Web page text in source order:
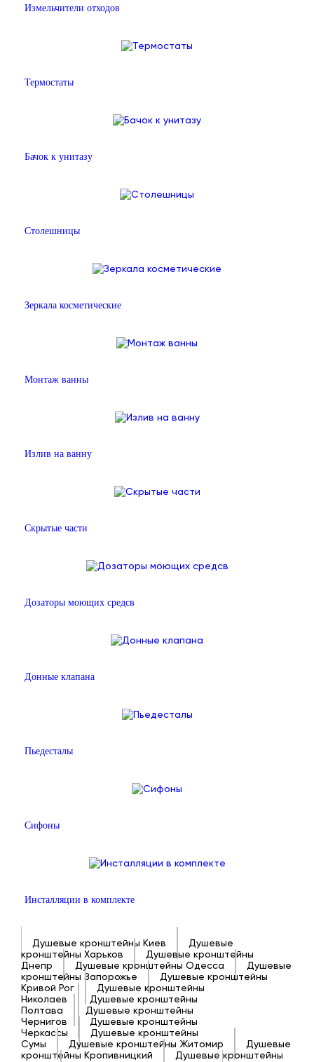
Измельчители отходов
Термостаты
Бачок к унитазу
Столешницы
Зеркала косметические
Монтаж ванны
Излив на ванну
Скрытые части
Дозаторы моющих средсв
Донные клапана
Пьедесталы
Сифоны
Инсталляции в комплекте
Душевые кронштейны Киев
Душевые
кронштейны Харьков
Душевые кронштейны
Днепр
Душевые кронштейны Одесса
Душевые
кронштейны Запорожье
Душевые кронштейны
Кривой Рог
Душевые кронштейны
Николаев
Душевые кронштейны
Полтава
Душевые кронштейны
Чернигов
Душевые кронштейны
Черкассы
Душевые кронштейны
Сумы
Душевые кронштейны Житомир
Душевые
кронштейны Кропивницкий
Душевые кронштейны